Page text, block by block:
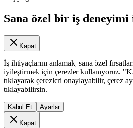
Sana özel bir iş deneyimi
Kapat
İş ihtiyaçlarını anlamak, sana özel
iyileştirmek için çerezler kullanıyoruz.
tıklayarak çerezleri onaylayabilir, çerez
tıklayabilirsin.
Kabul Et Ayarlar
Kapat